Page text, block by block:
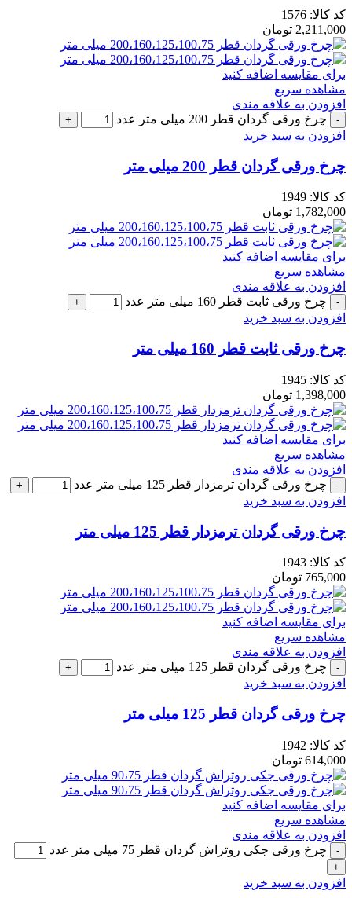
کد کالا: 1576
2,211,000 تومان
برای مقایسه اضافه کنید
مشاهده سریع
افزودن به علاقه مندی
چرخ ورقی گردان قطر 200 میلی متر عدد
افزودن به سبد خرید
چرخ ورقی گردان قطر 200 میلی متر
کد کالا: 1949
1,782,000 تومان
برای مقایسه اضافه کنید
مشاهده سریع
افزودن به علاقه مندی
چرخ ورقی ثابت قطر 160 میلی متر عدد
افزودن به سبد خرید
چرخ ورقی ثابت قطر 160 میلی متر
کد کالا: 1945
1,398,000 تومان
برای مقایسه اضافه کنید
مشاهده سریع
افزودن به علاقه مندی
چرخ ورقی گردان ترمزدار قطر 125 میلی متر عدد
افزودن به سبد خرید
چرخ ورقی گردان ترمزدار قطر 125 میلی متر
کد کالا: 1943
765,000 تومان
برای مقایسه اضافه کنید
مشاهده سریع
افزودن به علاقه مندی
چرخ ورقی گردان قطر 125 میلی متر عدد
افزودن به سبد خرید
چرخ ورقی گردان قطر 125 میلی متر
کد کالا: 1942
614,000 تومان
برای مقایسه اضافه کنید
مشاهده سریع
افزودن به علاقه مندی
چرخ ورقی جکی روتراش گردان قطر 75 میلی متر عدد
افزودن به سبد خرید